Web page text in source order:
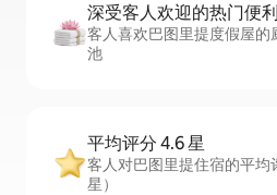
深受客人欢迎的热门便
客人喜欢巴图里提度假屋
池
平均评分 4.6 星
客人对巴图里提住宿的平均
星）